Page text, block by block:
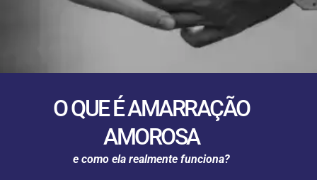
O QUE É AMARRAÇÃO
AMOROSA
e como ela realmente funciona?